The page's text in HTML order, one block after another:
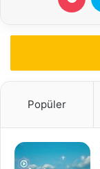
Popüler